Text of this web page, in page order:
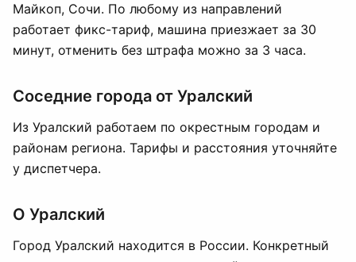
Майкоп, Сочи. По любому из направлений
работает фикс-тариф, машина приезжает за 30
минут, отменить без штрафа можно за 3 часа.
Соседние города от Уралский
Из Уралский работаем по окрестным городам и
районам региона. Тарифы и расстояния уточняйте
у диспетчера.
О Уралский
Город Уралский находится в России. Конкретный